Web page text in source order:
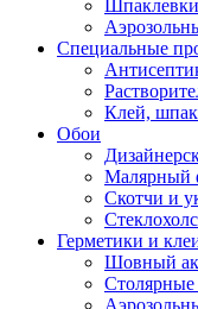
Шпаклевки
Специальные
Клей,
Обои
Малярный
Скотчи и
Герметики и
Шовный